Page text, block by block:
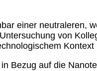
einer neutraleren,
von
Bezug auf die